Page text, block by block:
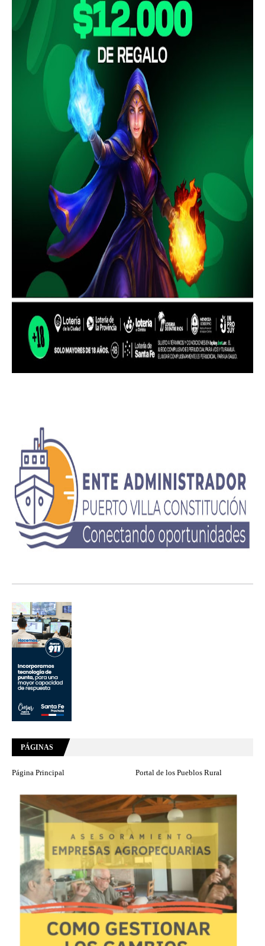
PÁGINAS
Página Principal Portal de los Pueblos Rural